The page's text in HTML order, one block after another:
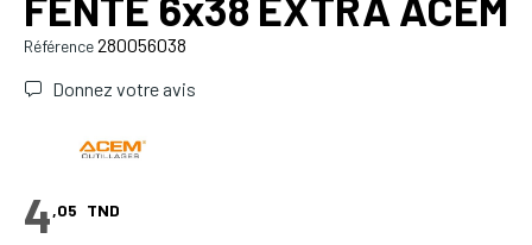
Référence280056038
Donnez votre avis
4,05 TND